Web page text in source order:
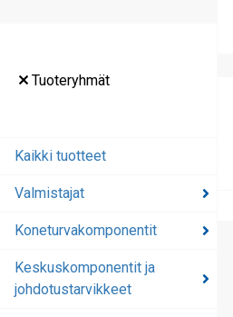
Tuoteryhmät
Kaikki tuotteet
Valmistajat
Koneturvakomponentit
Keskuskomponentit ja
johdotustarvikkeet